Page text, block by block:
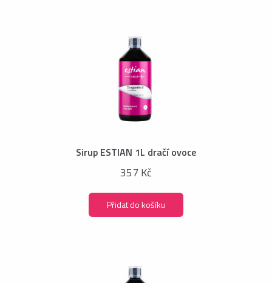
Sirup ESTIAN 1L dračí ovoce
357 Kč
Přidat do košíku